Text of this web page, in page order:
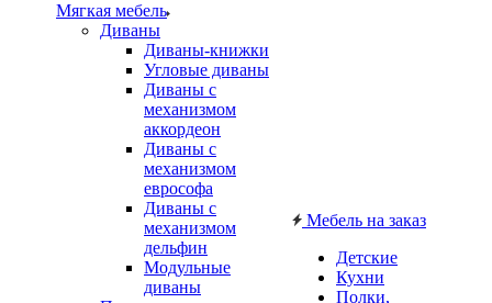
Мягкая мебель
Диваны
Диваны-книжки
Угловые диваны
Диваны с
механизмом
аккордеон
Диваны с
механизмом
еврософа
Диваны с
механизмом
дельфин
Модульные
диваны
Мебель на заказ
Детские
Кухни
Полки,